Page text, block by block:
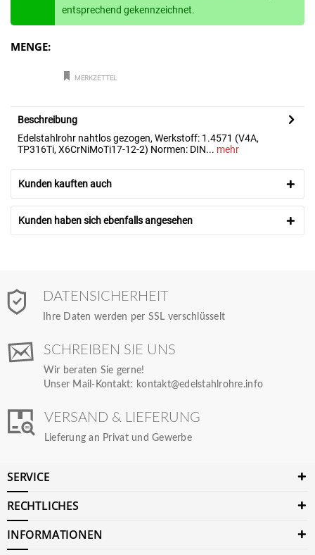
entsprechend gekennzeichnet.
MENGE:
MERKZETTEL
Beschreibung
Edelstahlrohr nahtlos gezogen, Werkstoff: 1.4571 (V4A,
TP316Ti, X6CrNiMoTi17-12-2) Normen: DIN... mehr
Kunden kauften auch
Kunden haben sich ebenfalls angesehen
DATENSICHERHEIT
Ihre Daten werden per SSL verschlüsselt
SCHREIBEN SIE UNS
Wir beraten Sie gerne!
Unser Mail-Kontakt: kontakt@edelstahlrohre.info
VERSAND & LIEFERUNG
Lieferung an Privat und Gewerbe
SERVICE
RECHTLICHES
INFORMATIONEN